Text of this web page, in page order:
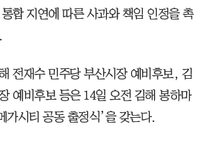
합 지연에 따른 사과와 책임 인정을 촉
전재수 민주당 부산시장 예비후보, 김
예비후보 등은 14일 오전 김해 봉하마
가시티 공동 출정식’을 갖는다.